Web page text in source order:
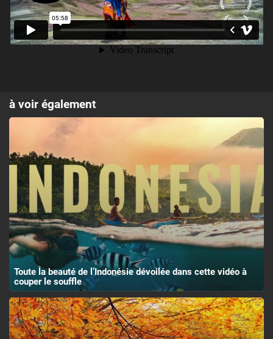
à voir également
Toute la beauté de l’Indonésie dévoilée dans cette vidéo à
couper le souffle